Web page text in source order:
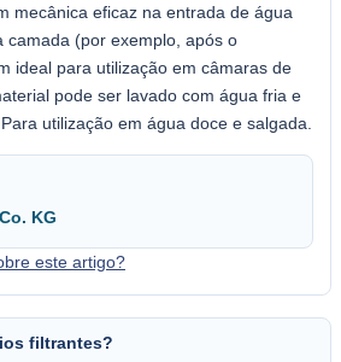
mecânica eficaz na entrada de água
camada (por exemplo, após o
ideal para utilização em câmaras de
pode ser lavado com água fria e
utilização em água doce e salgada.
KG
este artigo?
filtrantes?